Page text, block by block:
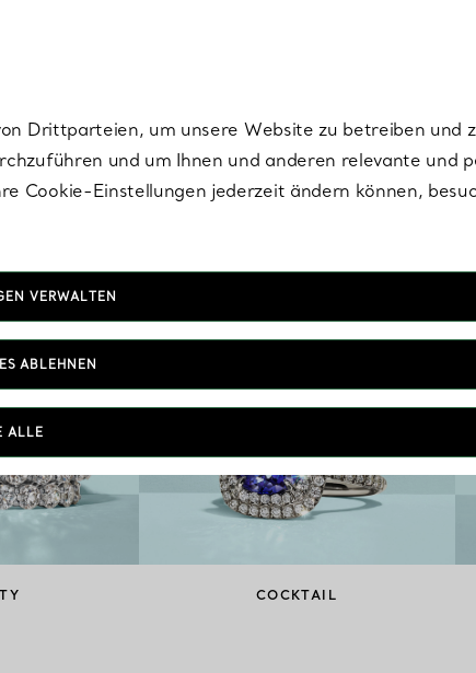
COCKTAIL
Drittparteien, um unsere Website zu betreiben und
und um Ihnen und anderen relevante und
Cookie-Einstellungen jederzeit ändern können,
VERWALTEN
ABLEHNEN
ALLE